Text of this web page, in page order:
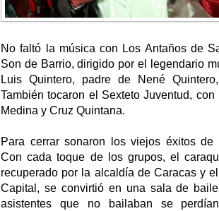
No faltó la música con Los Antaños de
Son de Barrio, dirigido por el legendario
Luis Quintero, padre de Nené
También tocaron el Sexteto Juventud,
Medina y Cruz Quintana.
Para cerrar sonaron los viejos éxitos de
Con cada toque de los grupos, el
recuperado por la alcaldía de Caracas y
Capital, se convirtió en una sala de
asistentes que no bailaban se